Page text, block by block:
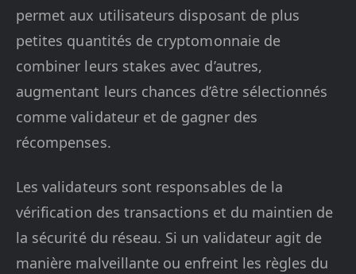
permet aux utilisateurs disposant de plus
petites quantités de cryptomonnaie de
combiner leurs stakes avec d’autres,
augmentant leurs chances d’être sélectionnés
comme validateur et de gagner des
récompenses.
Les validateurs sont responsables de la
vérification des transactions et du maintien de
la sécurité du réseau. Si un validateur agit de
manière malveillante ou enfreint les règles du